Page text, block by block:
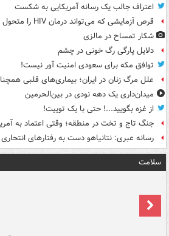
اعتراف جالب یک رسانه آمریکایی به شکست
قرص آزمایشی که می‌تواند درمان HIV را متحول کند
شکار تمساح در مالزی
دلایل پارگی رگ خونی در چشم
توافق مکه برای سعودی امنیت آور نیست!
علل مرگ زنان در ایران؛ بیماری‌های قلبی
میدان‌داری یک دهه نودی در بین‌الحرمین
از غزه بگویید...! حتی با یک توییت!
جنگ تاج و تخت در منطقه؛ وقتی اعتماد به
رسانه عبری: نتانیاهو دست به رفتارهای انتحاری
سلامت